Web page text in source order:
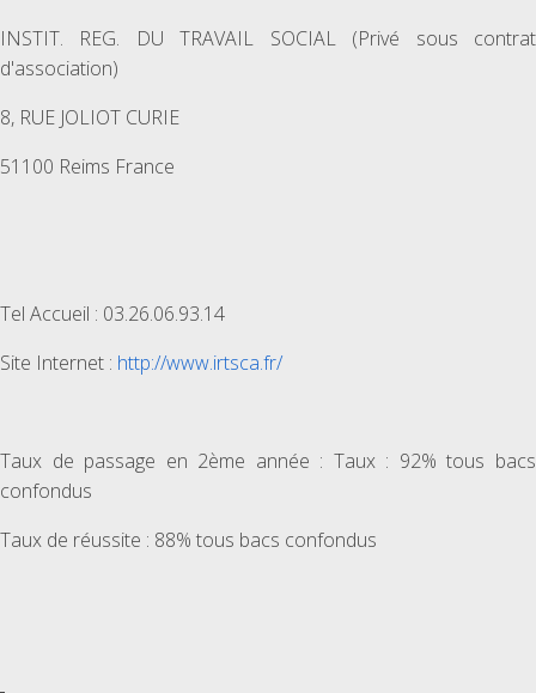
INSTIT. REG. DU TRAVAIL SOCIAL (Privé sous contrat
d'association)
8, RUE JOLIOT CURIE
51100 Reims France
Tel Accueil : 03.26.06.93.14
Site Internet : http://www.irtsca.fr/
Taux de passage en 2ème année : Taux : 92% tous bacs
confondus
Taux de réussite : 88% tous bacs confondus